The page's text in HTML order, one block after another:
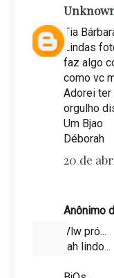
Tia
Lindas
faz algo
como vc
Adorei ter
orgulho
Um Bjao
Déborah
20 de
Anônimo
Vlw pró...
tah lindo...